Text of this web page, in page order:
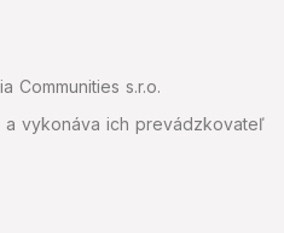
Communities s.r.o.
vykonáva ich prevádzkovateľ